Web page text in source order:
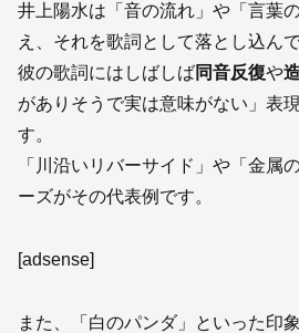
井上陽水は「音の流れ」や「言葉
え、それを歌詞として落とし込ん
彼の歌詞にはしばしば同音反復や
がありそうで実は意味がない」表
す。
「川沿いリバーサイド」や「金属
ーズがその代表例です。
[adsense]
また、「白のパンダ」といった印